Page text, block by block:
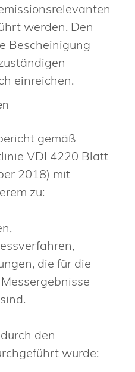
werden. Den
Bescheinigung
einreichen.
gemäß
VDI 4220 Blatt
2018) mit
zu:
die für die
den
wurde: